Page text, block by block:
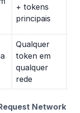
+ tokens
principais
Qualquer
token em
qualquer
rede
Network